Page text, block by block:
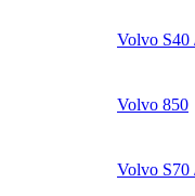
Volvo S40
Volvo 850
Volvo